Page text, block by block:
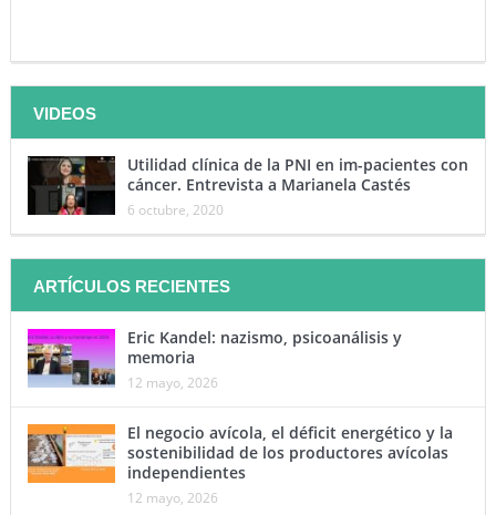
VIDEOS
Utilidad clínica de la PNI en im-pacientes con
cáncer. Entrevista a Marianela Castés
6 octubre, 2020
ARTÍCULOS RECIENTES
Eric Kandel: nazismo, psicoanálisis y
memoria
12 mayo, 2026
El negocio avícola, el déficit energético y la
sostenibilidad de los productores avícolas
independientes
12 mayo, 2026